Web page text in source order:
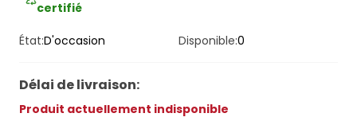
certifié
État:D'occasion Disponible:0
Délai de livraison:
Produit actuellement indisponible